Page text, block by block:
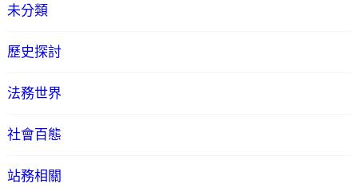
未分類
歷史探討
法務世界
社會百態
站務相關